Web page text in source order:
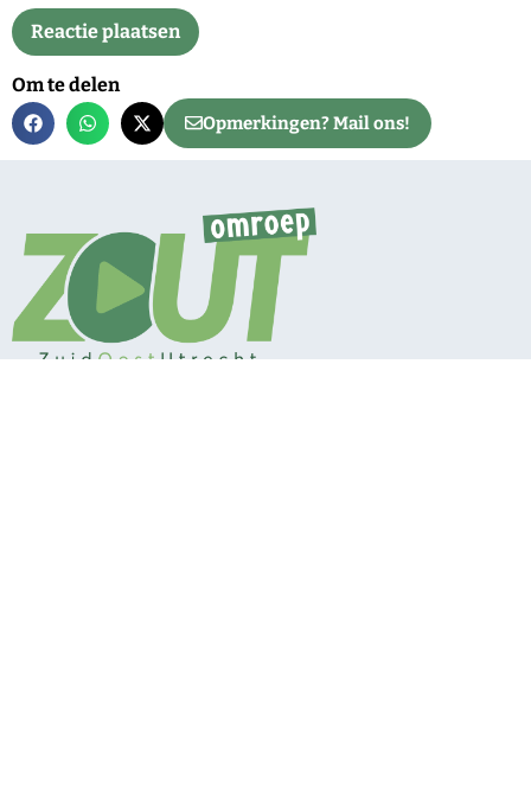
Om te delen
Opmerkingen? Mail ons!